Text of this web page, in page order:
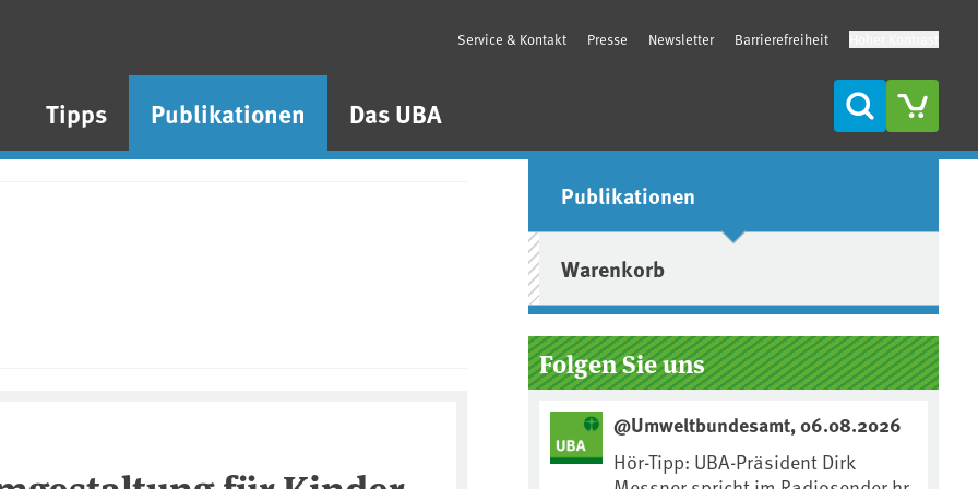
Tipps Publikationen Das UBA
Service & Kontakt Presse Newsletter Barrierefreiheit
Suche
Seitenleiste
Publikationen
Warenkorb
Folgen Sie uns
@Umweltbundesamt, 06.08.2026
Hör-Tipp: UBA-Präsident Dirk